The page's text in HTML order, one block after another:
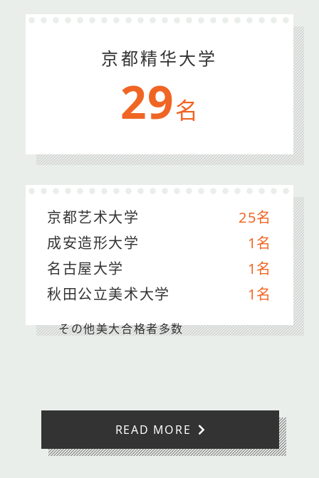
京都精华大学
29名
京都艺术大学
25名
成安造形大学
1名
名古屋大学
1名
秋田公立美术大学
1名
その他美大合格者多数
READ MORE